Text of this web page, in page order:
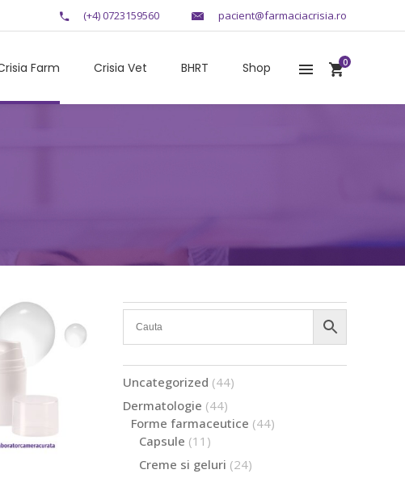
(+4) 0723159560 pacient@farmaciacrisia.ro
Farm Crisia Vet BHRT Shop 0
Uncategorized 4444
Dermatologie 4444
de
Forme farmaceutice 4444
Capsule 11 11
produse
Creme si geluri 2424